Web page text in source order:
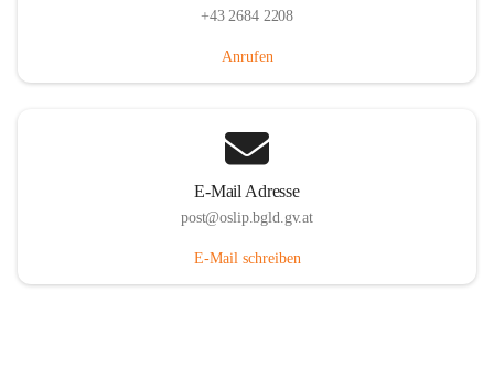
+43 2684 2208
Anrufen
E-Mail Adresse
post@oslip.bgld.gv.at
E-Mail schreiben